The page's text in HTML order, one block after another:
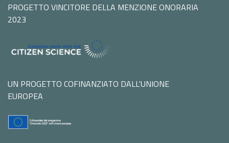
PROGETTO VINCITORE DELLA MENZIONE ONORARIA
2023
UN PROGETTO COFINANZIATO DALL'UNIONE
EUROPEA